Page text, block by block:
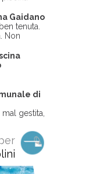
Gaidano
tenuta.
Non
ha
sei ore
con i miei
negli
assistente
di
gestita,
a
cose fatte